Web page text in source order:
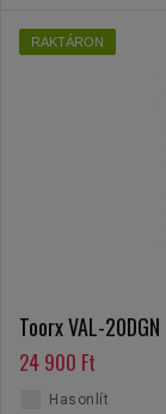
RAKTÁRON
Toorx VAL-
24 900 Ft
Hasonlít